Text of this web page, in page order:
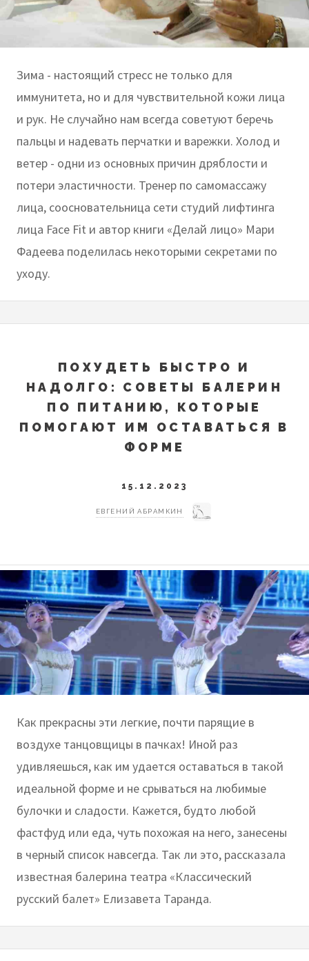
Зима - настоящий стресс не только для
иммунитета, но и для чувствительной кожи лица
и рук. Не случайно нам всегда советуют беречь
пальцы и надевать перчатки и варежки. Холод и
ветер - одни из основных причин дряблости и
потери эластичности. Тренер по самомассажу
лица, соосновательница сети студий лифтинга
лица Face Fit и автор книги «Делай лицо» Мари
Фадеева поделилась некоторыми секретами по
уходу.
ПОХУДЕТЬ БЫСТРО И
НАДОЛГО: СОВЕТЫ БАЛЕРИН
ПО ПИТАНИЮ, КОТОРЫЕ
ПОМОГАЮТ ИМ ОСТАВАТЬСЯ В
ФОРМЕ
15.12.2023
ЕВГЕНИЙ АБРАМКИН
Как прекрасны эти легкие, почти парящие в
воздухе танцовщицы в пачках! Иной раз
удивляешься, как им удается оставаться в такой
идеальной форме и не срываться на любимые
булочки и сладости. Кажется, будто любой
фастфуд или еда, чуть похожая на него, занесены
в черный список навсегда. Так ли это, рассказала
известная балерина театра «Классический
русский балет» Елизавета Таранда.